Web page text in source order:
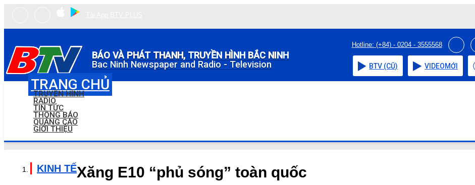
BÁO VÀ PHÁT THANH, TRUYỀN HÌNH BẮC NINH
Bac Ninh Newspaper and Radio - Television
Hotline: (+84) - 0204 - 3555568
BTV (CŨ) VIDEOMỚI
TRANG CHỦ
TRUYỀN HÌNH
RADIO
TIN TỨC
THÔNG BÁO
QUẢNG CÁO
GIỚI THIỆU
KINH TẾXăng E10 “phủ sóng” toàn quốc